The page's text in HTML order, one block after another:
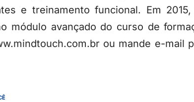
e treinamento funcional. Em
módulo avançado do curso de
ou mande e-mail